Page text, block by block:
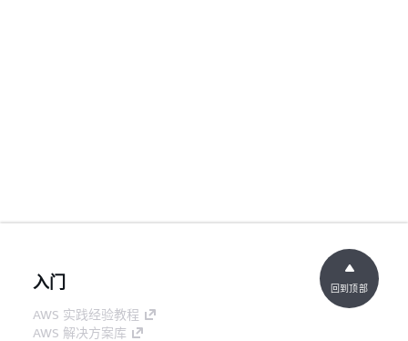
入门
AWS 实践经验教程
AWS 解决方案库
回到顶部